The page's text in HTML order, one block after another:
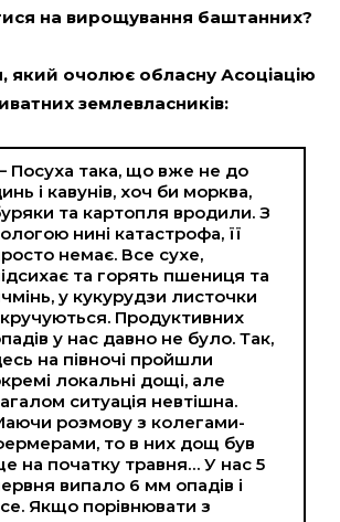
на вирощування баштанних?
який очолює обласну Асоціацію
землевласників:
Посуха така, що вже не до
і кавунів, хоч би морква,
та картопля вродили. З
нині катастрофа, її
немає. Все сухе,
та горять пшениця та
у кукурудзи листочки
Продуктивних
у нас давно не було. Так,
на півночі пройшли
локальні дощі, але
ситуація невтішна.
розмову з колегами-
то в них дощ був
на початку травня… У нас 5
випало 6 мм опадів і
Якщо порівнювати з